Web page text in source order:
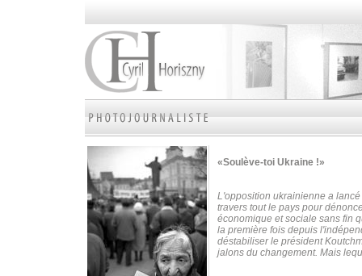
«Soulève-toi Ukraine !»
L'opposition ukrainienne a
travers tout le pays pour
économique et sociale sans fin
la première fois depuis
déstabiliser le président
jalons du changement. Mais